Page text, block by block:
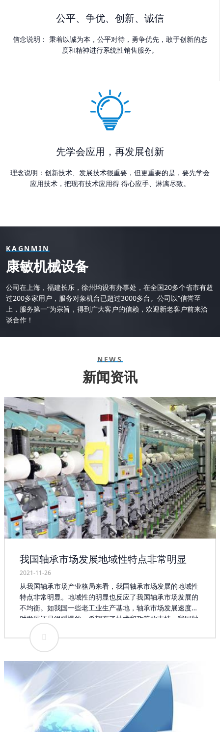
公平、争优、创新、诚信
信念说明： 秉着以诚为本，公平对待，勇争优先，敢于创新的态
度和精神进行系统性销售服务。
先学会应用，再发展创新
理念说明：创新技术、发展技术很重要，但更重要的是，要先学会
应用技术，把现有技术应用得 得心应手、淋漓尽致。
KAGNMIN
康敏机械设备
公司在上海，福建长乐，徐州均设有办事处，在全国20多个省市有超
过200多家用户，服务对象机台已超过3000多台。公司以“信誉至
上，服务第一”为宗旨，得到广大客户的信赖，欢迎新老客户前来洽
谈合作！
NEWS
新闻资讯
我国轴承市场发展地域性特点非常明显
2021-11-26
从我国轴承市场产业格局来看，我国轴承市场发展的地域性
特点非常明显。地域性的明显也反应了我国轴承市场发展的
不均衡。如我国一些老工业生产基地，轴承市场发展速度相
对发展还是很缓慢的。希望有了技术和政策的支持，我国轴
承市场创新能力越来越强，企业自身发展越来越好，在轴承
产业发展的过程中，中国既要加速弥补现实存在的短板，又
要在明确的产业发展目标和发展重点的指引下，系统地推进
轴承产业的发展，以期实现由轴承生产大国向轴承生产强国
的转变。我国轴承行业发展至今，已经有了比较完善的行业
基础。我国轴承市场的发展时间却比较短，起步较发达国家
落后不少。作为现代化工业生产不可或缺的重要装备，轴承
市场已经成为国家重要的战略装备，它的技术水平可以反映
一个国家的综合国力。过去，我国还不能自主生产轴承市场
的时候都是以高昂的价格从国外引进产品，而技术还是掌握